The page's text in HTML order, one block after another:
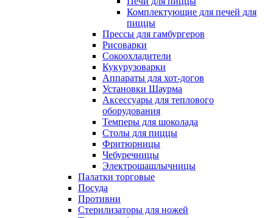
Комплектующие для печей для
пиццы
Прессы для гамбургеров
Рисоварки
Сокоохладители
Кукурузоварки
Аппараты для хот-догов
Установки Шаурма
Аксессуары для теплового
оборудования
Темперы для шоколада
Столы для пиццы
Фритюрницы
Чебуречницы
Электрошашлычницы
Палатки торговые
Посуда
Противни
Стерилизаторы для ножей